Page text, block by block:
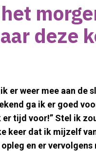
deze
er weer mee aan de
ga ik er goed
er tijd voor!” Stel ik
keer dat ik mijzelf
en er vervolgens